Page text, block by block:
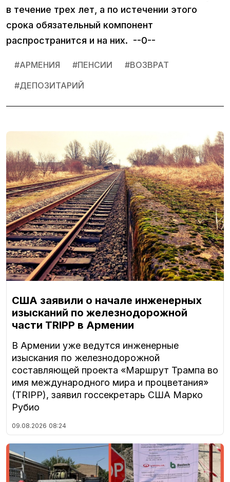
в течение трех лет, а по истечении этого
срока обязательный компонент
распространится и на них. --0--
#АРМЕНИЯ #ПЕНСИИ #ВОЗВРАТ
#ДЕПОЗИТАРИЙ
США заявили о начале инженерных
изысканий по железнодорожной
части TRIPP в Армении
В Армении уже ведутся инженерные
изыскания по железнодорожной
составляющей проекта «Маршрут Трампа во
имя международного мира и процветания»
(TRIPP), заявил госсекретарь США Марко
Рубио
09.08.2026 08:24